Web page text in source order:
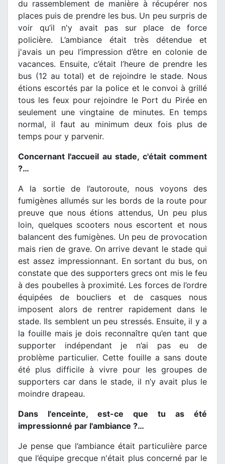
du rassemblement de manière à récupérer nos
places puis de prendre les bus. Un peu surpris de
voir qu’il n'y avait pas sur place de force
policière. L’ambiance était très détendue et
j'avais un peu l’impression d’être en colonie de
vacances. Ensuite, c’était l’heure de prendre les
bus (12 au total) et de rejoindre le stade. Nous
étions escortés par la police et le convoi à grillé
tous les feux pour rejoindre le Port du Pirée en
seulement une vingtaine de minutes. En temps
normal, il faut au minimum deux fois plus de
temps pour y parvenir.
Concernant l'accueil au stade, c'était comment
?…
A la sortie de l’autoroute, nous voyons des
fumigènes allumés sur les bords de la route pour
preuve que nous étions attendus, Un peu plus
loin, quelques scooters nous escortent et nous
balancent des fumigènes. Un peu de provocation
mais rien de grave. On arrive devant le stade qui
est assez impressionnant. En sortant du bus, on
constate que des supporters grecs ont mis le feu
à des poubelles à proximité. Les forces de l’ordre
équipées de boucliers et de casques nous
imposent alors de rentrer rapidement dans le
stade. Ils semblent un peu stressés. Ensuite, il y a
la fouille mais je dois reconnaître qu’en tant que
supporter indépendant je n’ai pas eu de
problème particulier. Cette fouille a sans doute
été plus difficile à vivre pour les groupes de
supporters car dans le stade, il n’y avait plus le
moindre drapeau.
Dans l'enceinte, est-ce que tu as été
impressionné par l'ambiance ?…
Je pense que l’ambiance était particulière parce
que l’équipe grecque n'était plus concerné par le